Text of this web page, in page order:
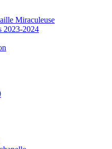
Miraculeuse
2023-2024